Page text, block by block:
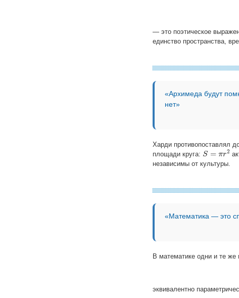
— это поэтическое
единство пространства,
«Архимеда будут
нет»
Харди противопоставлял
площади круга: S = πr2
S=πr 2
независимы от культуры.
«Математика — это
В математике одни и те
эквивалентно